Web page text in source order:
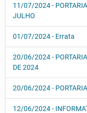
11/07/2024 -
JULHO
01/07/2024 - Errata
20/06/2024 -
DE 2024
20/06/2024 -
12/06/2024 -